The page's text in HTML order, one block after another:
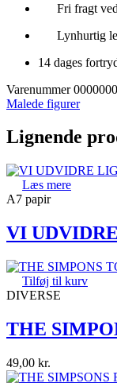
Fri fragt
Lynhurtig
14 dages
Varenummer
Malede figurer
Lignende
Læs mere
A7 papir
VI
Tilføj til kurv
DIVERSE
THE
49,00 kr.